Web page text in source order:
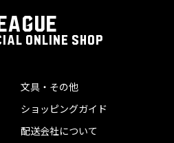
ONLINE SHOP
文具・その他
ショッピングガイド
配送会社について